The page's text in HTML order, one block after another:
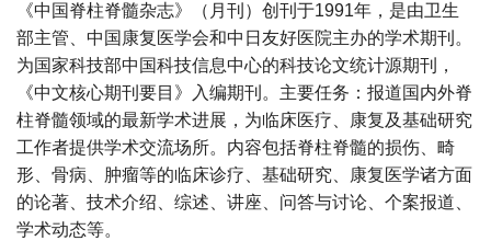
《中国脊柱脊髓杂志》（月刊）创刊于1991年，是由卫生
部主管、中国康复医学会和中日友好医院主办的学术期刊。
为国家科技部中国科技信息中心的科技论文统计源期刊，
《中文核心期刊要目》入编期刊。主要任务：报道国内外脊
柱脊髓领域的最新学术进展，为临床医疗、康复及基础研究
工作者提供学术交流场所。内容包括脊柱脊髓的损伤、畸
形、骨病、肿瘤等的临床诊疗、基础研究、康复医学诸方面
的论著、技术介绍、综述、讲座、问答与讨论、个案报道、
学术动态等。